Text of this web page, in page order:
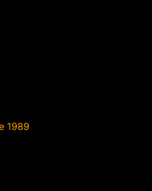
1989